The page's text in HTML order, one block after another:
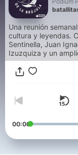
Una reunión
cultura y leyendas.
Sentinella, Juan
Izuzquiza y un
00:00